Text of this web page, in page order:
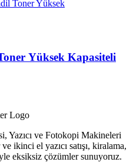
Yüksek Kapasiteli
Yazıcı ve Fotokopi Makineleri
ikinci el yazıcı satışı, kiralama,
eksiksiz çözümler sunuyoruz.